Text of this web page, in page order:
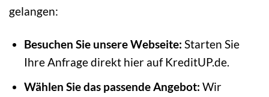
gelangen:
Besuchen Sie unsere Webseite: Starten Sie
Ihre Anfrage direkt hier auf KreditUP.de.
Wählen Sie das passende Angebot: Wir